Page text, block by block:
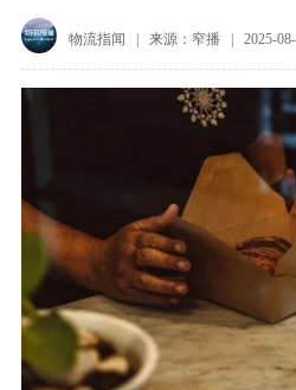
物流指闻 | 来源： 窄播| 2025-